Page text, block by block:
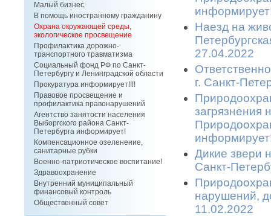
Малый бизнес
В помощь иностранному гражданину
Охрана окружающей среды,
экологическое просвещение
Профилактика дорожно-
транспортного травматизма
Социальный фонд РФ по Санкт-
Петербургу и Ленинградской области
Прокуратура информирует!!!!
Правовое просвещение и
профилактика правонарушений
Агентство занятости населения
Выборгского района Санкт-
Петербурга информирует!
Компенсационное озеленение,
санитарные рубки
Военно-патриотическое воспитание!
Здравоохранение
Внутренний муниципальный
финансовый контроль
Общественный совет
Наезд на
27.04.2022
г. Санкт-
загрязнения
Дикие звери
Санкт-
нарушений,
11.02.2022